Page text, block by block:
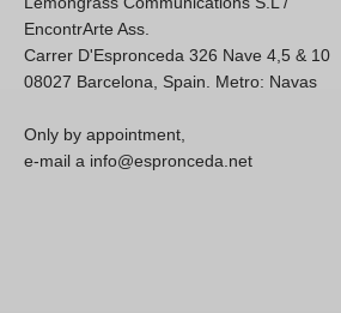
EncontrArte Ass.
Carrer D'Espronceda 326 Nave 4,5 & 10
08027 Barcelona, Spain. Metro: Navas
Only by appointment,
e-mail a info@espronceda.net